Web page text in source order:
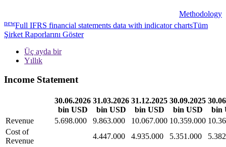
Methodology
newFull IFRS financial statements data with indicator chartsTüm
Şirket Raporlarını Göster
Üç ayda bir
Yıllık
Income Statement
30.06.2026
bin USD
31.03.2026
bin USD
31.12.2025
bin USD
30.09.2025
bin USD
bin
Revenue
5.698.000 9.863.000 10.067.000 10.359.000
Cost of
Revenue
4.447.000 4.935.000 5.351.000